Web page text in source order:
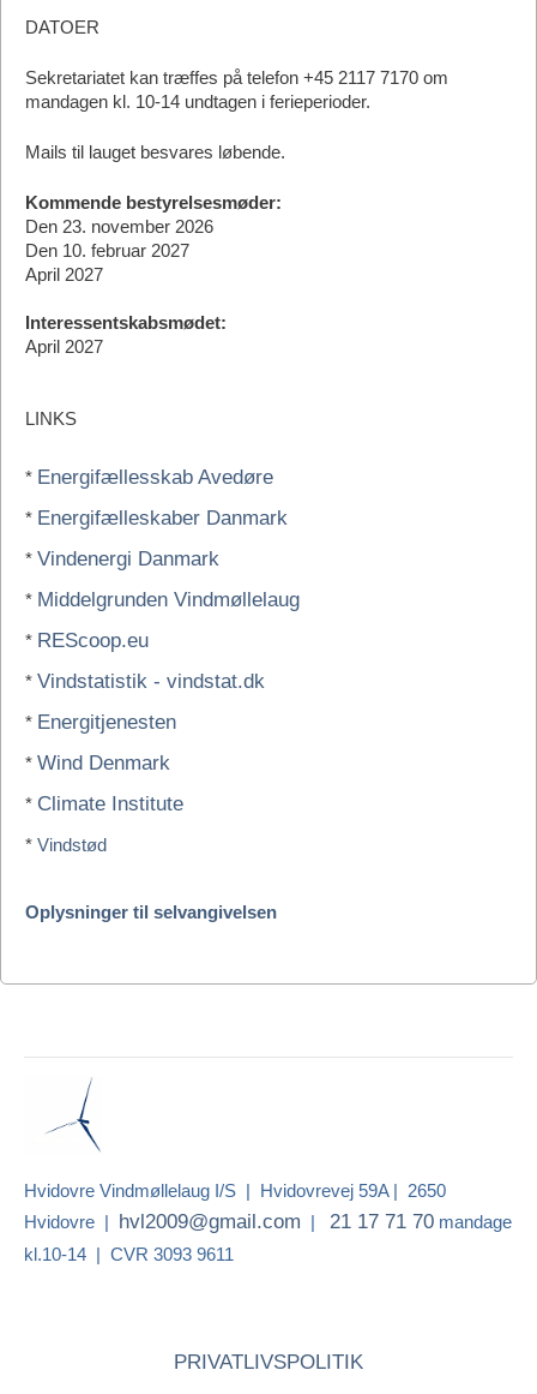
DATOER
Sekretariatet kan træffes på telefon +45 2117 7170 om
mandagen kl. 10-14 undtagen i ferieperioder.
Mails til lauget besvares løbende.
Kommende bestyrelsesmøder:
Den 23. november 2026
Den 10. februar 2027
April 2027
Interessentskabsmødet:
April 2027
LINKS
* Energifællesskab Avedøre
* Energifælleskaber Danmark
* Vindenergi Danmark
* Middelgrunden Vindmøllelaug
* REScoop.eu
* Vindstatistik - vindstat.dk
* Energitjenesten
* Wind Denmark
* Climate Institute
* Vindstød
Oplysninger til selvangivelsen
Hvidovre Vindmøllelaug I/S | Hvidovrevej 59A | 2650
Hvidovre | hvl2009@gmail.com | 21 17 71 70 mandage
kl.10-14 | CVR 3093 9611
PRIVATLIVSPOLITIK